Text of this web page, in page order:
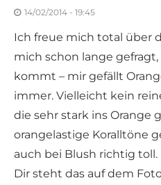
14/02/2014 - 19:45
Ich freue mich total über
mich schon lange
kommt – mir gefällt
immer. Vielleicht kein
die sehr stark ins Orange
orangelastige Koralltöne
auch bei Blush richtig toll.
Dir steht das auf dem